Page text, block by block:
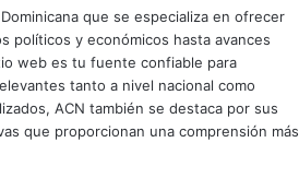
que se especializa en ofrecer
políticos y económicos hasta avances
web es tu fuente confiable para
tanto a nivel nacional como
ACN también se destaca por sus
que proporcionan una comprensión más